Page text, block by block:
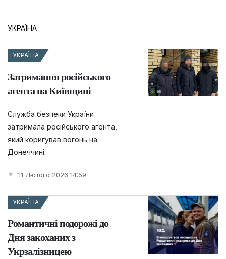
УКРАЇНА
УКРАЇНА
Затримання російського
агента на Київщині
Служба безпеки України
затримала російського агента,
який коригував вогонь на
Донеччині.
11 Лютого 2026 14:59
УКРАЇНА
Романтичні подорожі до
Дня закоханих з
Укрзалізницею